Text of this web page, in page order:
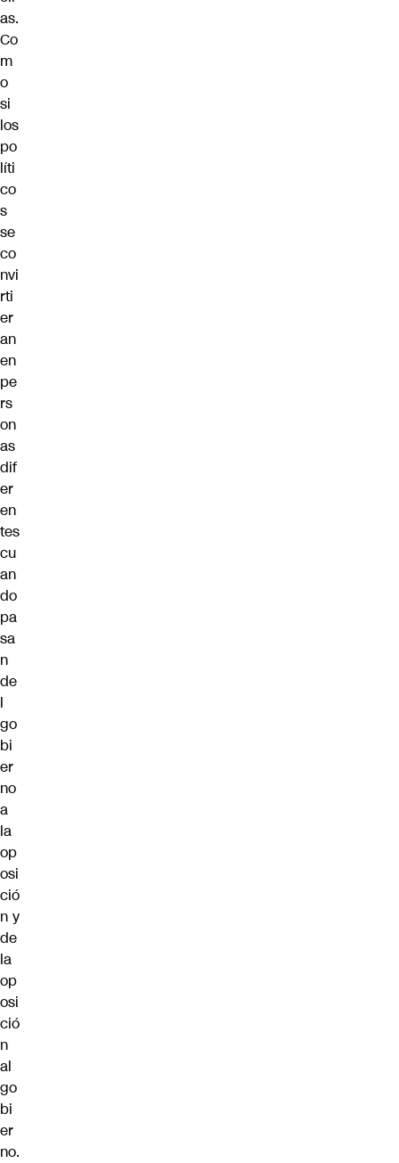
as.
Co
m
o
si
los
po
líti
co
s
se
co
nvi
rti
er
an
en
pe
rs
on
as
dif
er
en
tes
cu
an
do
pa
sa
n
de
l
go
bi
er
no
a
la
op
osi
ció
n y
de
la
op
osi
ció
n
al
go
bi
er
no.